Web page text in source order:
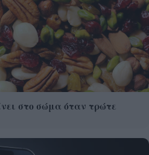
στο σώμα όταν τρώτε